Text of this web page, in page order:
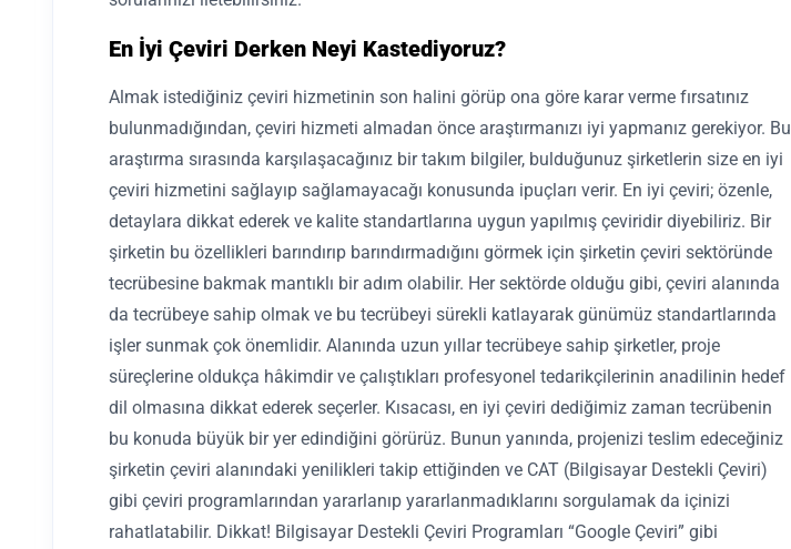
En İyi Çeviri Derken Neyi Kastediyoruz?
Almak istediğiniz çeviri hizmetinin son halini görüp ona göre karar verme fırsatınız
bulunmadığından, çeviri hizmeti almadan önce araştırmanızı iyi yapmanız gerekiyor. Bu
araştırma sırasında karşılaşacağınız bir takım bilgiler, bulduğunuz şirketlerin size en iyi
çeviri hizmetini sağlayıp sağlamayacağı konusunda ipuçları verir. En iyi çeviri; özenle,
detaylara dikkat ederek ve kalite standartlarına uygun yapılmış çeviridir diyebiliriz. Bir
şirketin bu özellikleri barındırıp barındırmadığını görmek için şirketin çeviri sektöründe
tecrübesine bakmak mantıklı bir adım olabilir. Her sektörde olduğu gibi, çeviri alanında
da tecrübeye sahip olmak ve bu tecrübeyi sürekli katlayarak günümüz standartlarında
işler sunmak çok önemlidir. Alanında uzun yıllar tecrübeye sahip şirketler, proje
süreçlerine oldukça hâkimdir ve çalıştıkları profesyonel tedarikçilerinin anadilinin hedef
dil olmasına dikkat ederek seçerler. Kısacası, en iyi çeviri dediğimiz zaman tecrübenin
bu konuda büyük bir yer edindiğini görürüz. Bunun yanında, projenizi teslim edeceğiniz
şirketin çeviri alanındaki yenilikleri takip ettiğinden ve CAT (Bilgisayar Destekli Çeviri)
gibi çeviri programlarından yararlanıp yararlanmadıklarını sorgulamak da içinizi
rahatlatabilir. Dikkat! Bilgisayar Destekli Çeviri Programları “Google Çeviri” gibi